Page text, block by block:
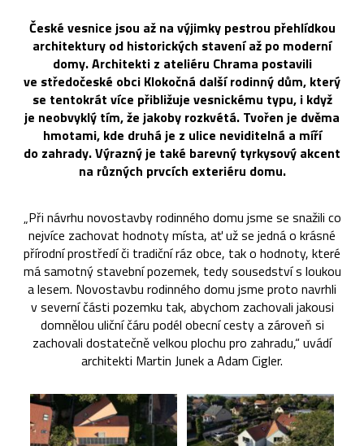
České vesnice jsou až na výjimky pestrou přehlídkou
architektury od historických stavení až po moderní
domy. Architekti z ateliéru Chrama postavili
ve středočeské obci Klokočná další rodinný dům, který
se tentokrát více přibližuje vesnickému typu, i když
je neobvyklý tím, že jakoby rozkvétá. Tvořen je dvěma
hmotami, kde druhá je z ulice neviditelná a míří
do zahrady. Výrazný je také barevný tyrkysový akcent
na různých prvcích exteriéru domu.
„Při návrhu novostavby rodinného domu jsme se snažili co
nejvíce zachovat hodnoty místa, ať už se jedná o krásné
přírodní prostředí či tradiční ráz obce, tak o hodnoty, které
má samotný stavební pozemek, tedy sousedství s loukou
a lesem. Novostavbu rodinného domu jsme proto navrhli
v severní části pozemku tak, abychom zachovali jakousi
domnělou uliční čáru podél obecní cesty a zároveň si
zachovali dostatečně velkou plochu pro zahradu,“ uvádí
architekti Martin Junek a Adam Cigler.